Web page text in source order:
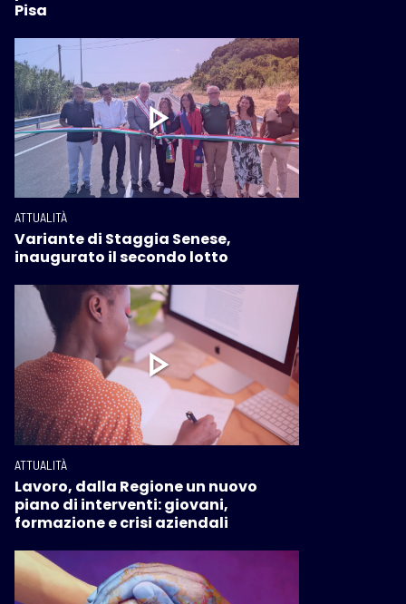
Pisa
ATTUALITÀ
Variante di Staggia Senese,
inaugurato il secondo lotto
ATTUALITÀ
Lavoro, dalla Regione un nuovo
piano di interventi: giovani,
formazione e crisi aziendali